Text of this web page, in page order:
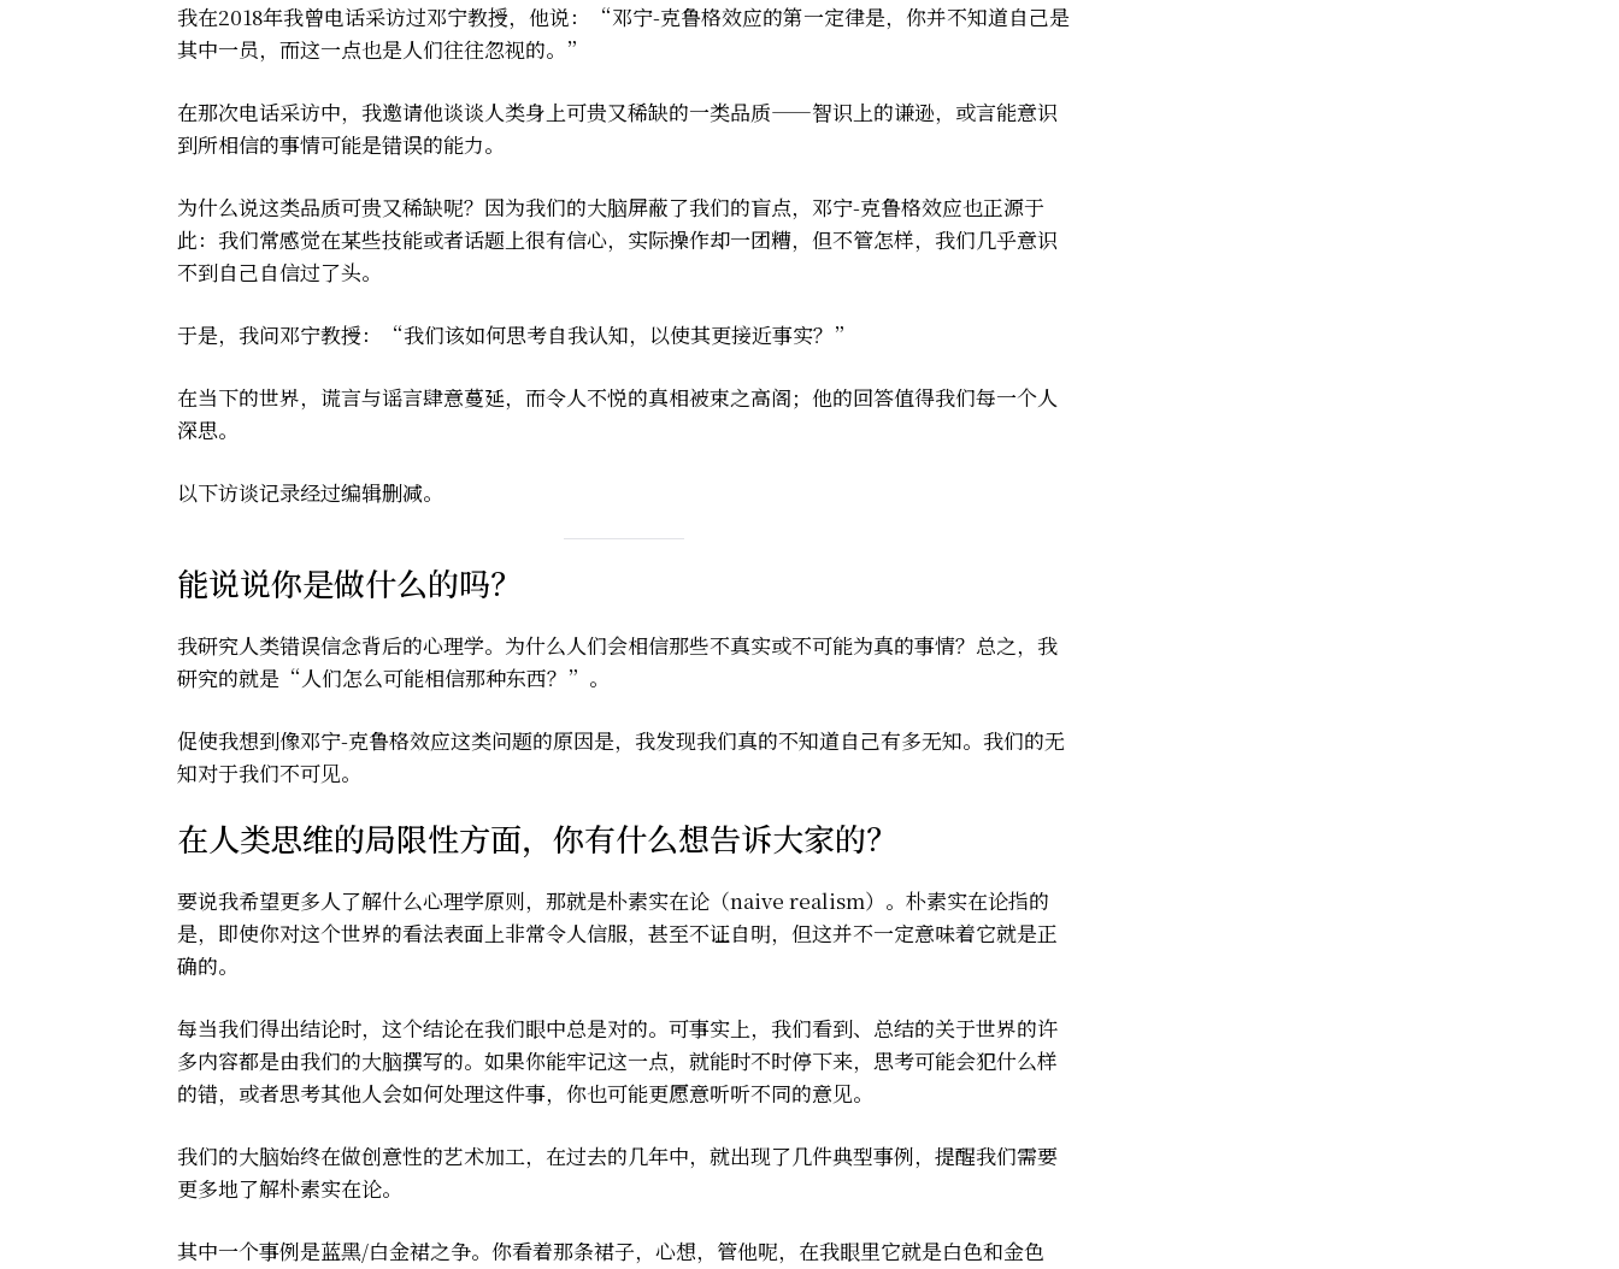
我在2018年我曾电话采访过邓宁教授，他说：“邓宁-克鲁格效应的第一定律是，你并不知道自己是
其中一员，而这一点也是人们往往忽视的。”
在那次电话采访中，我邀请他谈谈人类身上可贵又稀缺的一类品质——智识上的谦逊，或言能意识
到所相信的事情可能是错误的能力。
为什么说这类品质可贵又稀缺呢？因为我们的大脑屏蔽了我们的盲点，邓宁-克鲁格效应也正源于
此：我们常感觉在某些技能或者话题上很有信心，实际操作却一团糟，但不管怎样，我们几乎意识
不到自己自信过了头。
于是，我问邓宁教授：“我们该如何思考自我认知，以使其更接近事实？”
在当下的世界，谎言与谣言肆意蔓延，而令人不悦的真相被束之高阁；他的回答值得我们每一个人
深思。
以下访谈记录经过编辑删减。
能说说你是做什么的吗？
我研究人类错误信念背后的心理学。为什么人们会相信那些不真实或不可能为真的事情？总之，我
研究的就是“人们怎么可能相信那种东西？”。
促使我想到像邓宁-克鲁格效应这类问题的原因是，我发现我们真的不知道自己有多无知。我们的无
知对于我们不可见。
在人类思维的局限性方面，你有什么想告诉大家的？
要说我希望更多人了解什么心理学原则，那就是朴素实在论（naive realism）。朴素实在论指的
是，即使你对这个世界的看法表面上非常令人信服，甚至不证自明，但这并不一定意味着它就是正
确的。
每当我们得出结论时，这个结论在我们眼中总是对的。可事实上，我们看到、总结的关于世界的许
多内容都是由我们的大脑撰写的。如果你能牢记这一点，就能时不时停下来，思考可能会犯什么样
的错，或者思考其他人会如何处理这件事，你也可能更愿意听听不同的意见。
我们的大脑始终在做创意性的艺术加工，在过去的几年中，就出现了几件典型事例，提醒我们需要
更多地了解朴素实在论。
其中一个事例是蓝黑/白金裙之争。你看着那条裙子，心想，管他呢，在我眼里它就是白色和金色